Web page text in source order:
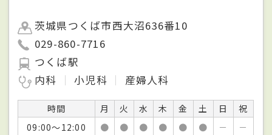
茨城県つくば市西大沼636番10
029-860-7716
つくば駅
内科
小児科 産婦人科
時間 月 火 水 木 金 土 日
祝
09:00～12:00
● ● ● ● ● ● －
－